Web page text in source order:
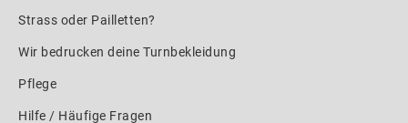
Strass oder Pailletten?
Wir bedrucken deine Turnbekleidung
Pflege
Hilfe / Häufige Fragen